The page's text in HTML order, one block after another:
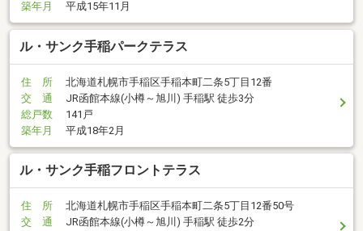
築年月 平成15年11月
ル・サンク手稲パークテラス
住 所
北海道札幌市手稲区手稲本町二条5丁目12番
交 通
JR函館本線(小樽～旭川) 手稲駅 徒歩3分
総戸数
141戸
築年月
平成18年2月
ル・サンク手稲フロントテラス
住 所
北海道札幌市手稲区手稲本町二条5丁目12番50号
交 通
JR函館本線(小樽～旭川) 手稲駅 徒歩2分